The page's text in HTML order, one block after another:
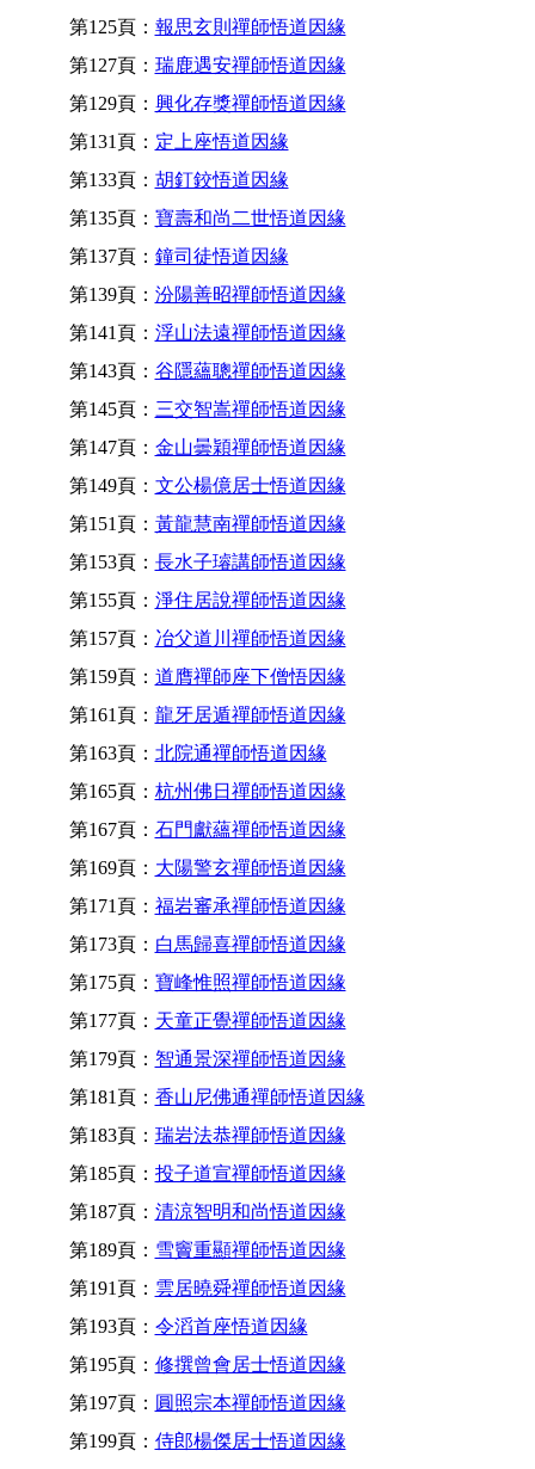
第125頁： 報思玄則禪師悟道因緣
第127頁： 瑞鹿遇安禪師悟道因緣
第129頁： 興化存獎禪師悟道因緣
第131頁： 定上座悟道因緣
第133頁： 胡釘鉸悟道因緣
第135頁： 寶壽和尚二世悟道因緣
第137頁： 鐘司徒悟道因緣
第139頁： 汾陽善昭禪師悟道因緣
第141頁： 浮山法遠禪師悟道因緣
第143頁： 谷隱蘊聰禪師悟道因緣
第145頁： 三交智嵩禪師悟道因緣
第147頁： 金山曇穎禪師悟道因緣
第149頁： 文公楊億居士悟道因緣
第151頁： 黃龍慧南禪師悟道因緣
第153頁： 長水子璿講師悟道因緣
第155頁： 淨住居說禪師悟道因緣
第157頁： 冶父道川禪師悟道因緣
第159頁： 道膺禪師座下僧悟因緣
第161頁： 龍牙居遁禪師悟道因緣
第163頁： 北院通禪師悟道因緣
第165頁： 杭州佛日禪師悟道因緣
第167頁： 石門獻蘊禪師悟道因緣
第169頁： 大陽警玄禪師悟道因緣
第171頁： 福岩審承禪師悟道因緣
第173頁： 白馬歸喜禪師悟道因緣
第175頁： 寶峰惟照禪師悟道因緣
第177頁： 天童正覺禪師悟道因緣
第179頁： 智通景深禪師悟道因緣
第181頁： 香山尼佛通禪師悟道因緣
第183頁： 瑞岩法恭禪師悟道因緣
第185頁： 投子道宣禪師悟道因緣
第187頁： 清涼智明和尚悟道因緣
第189頁： 雪竇重顯禪師悟道因緣
第191頁： 雲居曉舜禪師悟道因緣
第193頁： 令滔首座悟道因緣
第195頁： 修撰曾會居士悟道因緣
第197頁： 圓照宗本禪師悟道因緣
第199頁： 侍郎楊傑居士悟道因緣